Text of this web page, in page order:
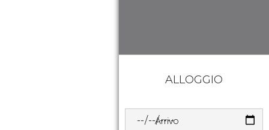
ALLOGGIO
Arrivo